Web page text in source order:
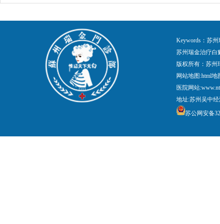
Keywords：苏
苏州瑞金治疗白
版权所有：苏
网站地图:html地
医院网站
地址:苏州吴中
苏公网安备